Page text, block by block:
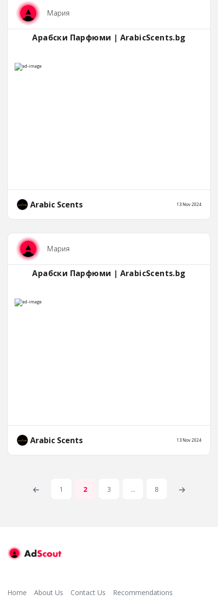
Мария
Арабски Парфюми | ArabicScents.bg
Arabic Scents 13 Nov 2024
Мария
Арабски Парфюми | ArabicScents.bg
Arabic Scents 13 Nov 2024
1 2 3 ... 8
Home About Us Contact Us Recommendations